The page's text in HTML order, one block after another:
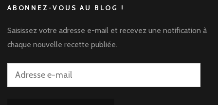
ABONNEZ-VOUS AU BLOG !
Saisissez votre adresse e-mail et recevez une notification à
chaque nouvelle recette publiée.
Adresse